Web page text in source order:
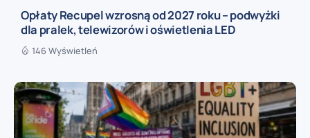
Opłaty Recupel wzrosną od 2027 roku – podwyżki
dla pralek, telewizorów i oświetlenia LED
146 Wyświetleń